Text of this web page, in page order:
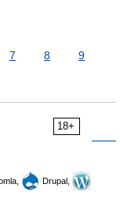
7 8
9
18+
Drupal,